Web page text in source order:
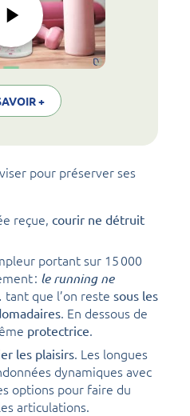
+
pour préserver ses
reçue, courir ne détruit
portant sur 15 000
: le running ne
que l’on reste sous les
. En dessous de
protectrice.
les plaisirs. Les longues
dynamiques avec
options pour faire du
articulations.